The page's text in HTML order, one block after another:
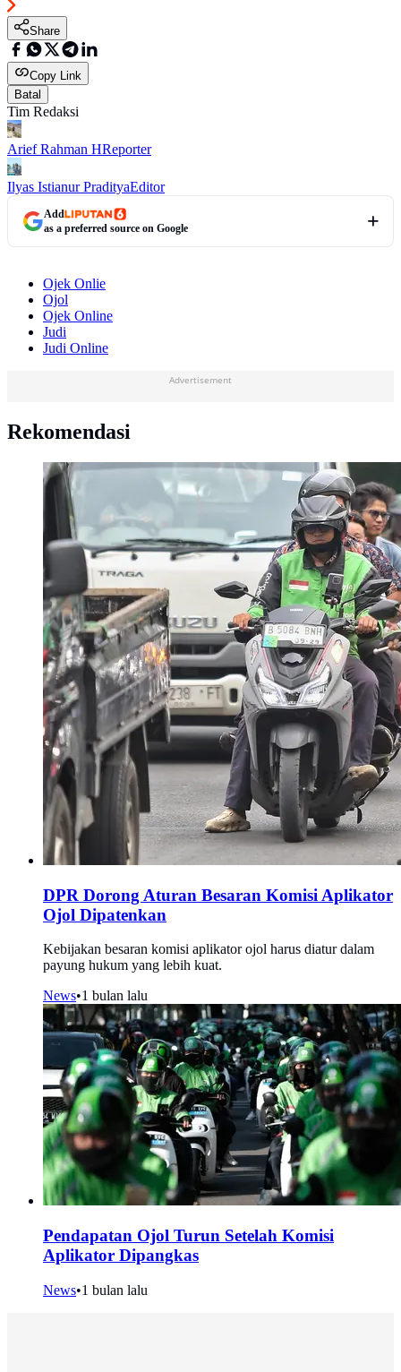
Share
Copy Link
Batal
Tim Redaksi
Arief Rahman HReporter
Ilyas Istianur PradityaEditor
Add
as a preferred source on Google
Ojek Onlie
Ojol
Ojek Online
Judi
Judi Online
Advertisement
Rekomendasi
DPR Dorong Aturan Besaran Komisi Aplikator
Ojol Dipatenkan
Kebijakan besaran komisi aplikator ojol harus diatur dalam
payung hukum yang lebih kuat.
News•1 bulan lalu
Pendapatan Ojol Turun Setelah Komisi
Aplikator Dipangkas
News•1 bulan lalu